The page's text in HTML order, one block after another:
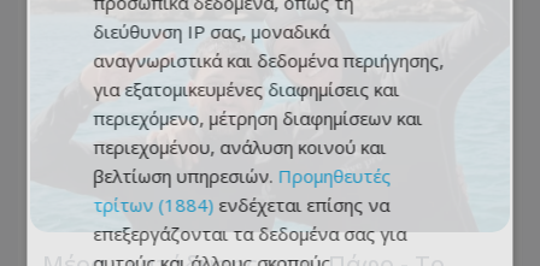
διεύθυνση IP σας, μοναδικά
αναγνωριστικά και δεδομένα περιήγησης,
για εξατομικευμένες διαφημίσεις και
περιεχόμενο, μέτρηση διαφημίσεων και
περιεχομένου, ανάλυση κοινού και
βελτίωση υπηρεσιών. Προμηθευτές
τρίτων (1884) ενδέχεται επίσης να
επεξεργάζονται τα δεδομένα σας για